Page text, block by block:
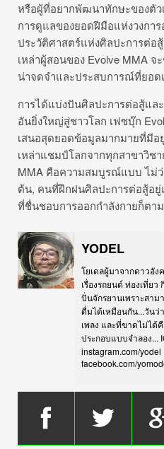
หรือผู้ที่อยากพัฒนาทักษะของตัว
การดูแลของยอดฝีมือแห่งวงกา
ประวัติศาสตร์แห่งศิลปะการต่อ
เหล่าผู้สอนของ Evolve MMA
น่าจดจำและประสบการณ์ที่ยอด
การได้แบ่งปันศิลปะการต่อสู้แล
อันยิ่งใหญ่สู่ชาวโลก เฟซบุ๊ก
เสนอสุดยอดข้อมูลมากมายที่มีอ
เหล่าแชมป์โลกจากทุกสาขาวิช
MMA คือความสมบูรณ์แบบ ไม่ว่
ต้น, คนที่ฝึกฝนศิลปะการต่อสู้อ
ที่ชื่นชอบการออกกำลังกายก็ตาม
YODEL
โยเดลผู้มาจากดาวอัง
เรื่องรถยนต์ ท่องเที่ย
ปั่นจักรยานเพราะสาม
ดื่มได้เหมือนกัน...วันว่
เพลง และที่ขาดไม่ได้
ประกอบแบบจำลอง...
instagram.com/yodel
facebook.com/